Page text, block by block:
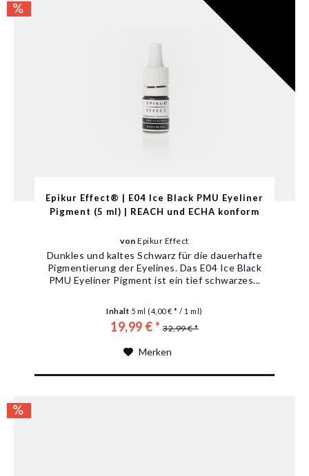
Epikur Effect® | E04 Ice Black PMU Eyeliner
Pigment (5 ml) | REACH und ECHA konform
vonEpikur Effect
Dunkles und kaltes Schwarz für die dauerhafte
Pigmentierung der Eyelines. Das E04 Ice Black
PMU Eyeliner Pigment ist ein tief schwarzes...
Inhalt 5 ml (4,00 € * / 1 ml)
19,99 € * 32,99 € *
Merken